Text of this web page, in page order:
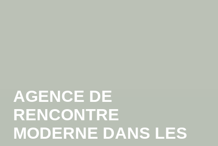
AGENCE DE
RENCONTRE
MODERNE DANS LES